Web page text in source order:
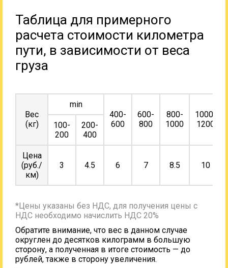
Таблица для примерного
расчета стоимости километра
пути, в зависимости от веса
груза
Вес
(кг)
min
400-
600
600-
800
800-
1000
1000-
1200
100-
200
200-
400
Цена
(руб./
км)
3 4.5 6 7 8.5 10
*Цены указаны без НДС, для получения цены с
НДС необходимо начислить НДС 20%
Обратите внимание, что вес в данном случае
округлен до десятков килограмм в большую
сторону, а полученная в итоге стоимость — до
рублей, также в сторону увеличения.